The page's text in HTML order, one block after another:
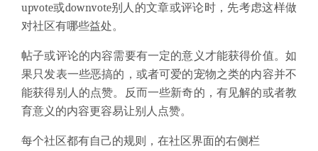
upvote或downvote别人的文章或评论时，先考虑这样做
对社区有哪些益处。
帖子或评论的内容需要有一定的意义才能获得价值。如
果只发表一些恶搞的，或者可爱的宠物之类的内容并不
能获得别人的点赞。反而一些新奇的，有见解的或者教
育意义的内容更容易让别人点赞。
每个社区都有自己的规则，在社区界面的右侧栏